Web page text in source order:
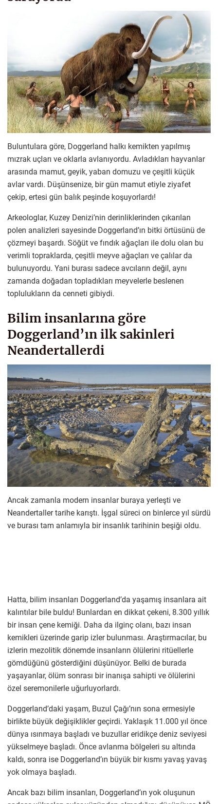
Buluntulara göre, Doggerland halkı kemikten yapılmış
mızrak uçları ve oklarla avlanıyordu. Avladıkları hayvanlar
arasında mamut, geyik, yaban domuzu ve çeşitli küçük
avlar vardı. Düşünsenize, bir gün mamut etiyle ziyafet
çekip, ertesi gün balık peşinde koşuyorlardı!
Arkeologlar, Kuzey Denizi’nin derinliklerinden çıkarılan
polen analizleri sayesinde Doggerland’ın bitki örtüsünü de
çözmeyi başardı. Söğüt ve fındık ağaçları ile dolu olan bu
verimli topraklarda, çeşitli meyve ağaçları ve çalılar da
bulunuyordu. Yani burası sadece avcıların değil, aynı
zamanda doğadan topladıkları meyvelerle beslenen
toplulukların da cenneti gibiydi.
Bilim insanlarına göre
Doggerland’ın ilk sakinleri
Neandertallerdi
Ancak zamanla modern insanlar buraya yerleşti ve
Neandertaller tarihe karıştı. İşgal süreci on binlerce yıl sürdü
ve burası tam anlamıyla bir insanlık tarihinin beşiği oldu.
Hatta, bilim insanları Doggerland’da yaşamış insanlara ait
kalıntılar bile buldu! Bunlardan en dikkat çekeni, 8.300 yıllık
bir insan çene kemiği. Daha da ilginç olanı, bazı insan
kemikleri üzerinde garip izler bulunması. Araştırmacılar, bu
izlerin mezolitik dönemde insanların ölülerini ritüellerle
gömdüğünü gösterdiğini düşünüyor. Belki de burada
yaşayanlar, ölüm sonrası bir inanışa sahipti ve ölülerini
özel seremonilerle uğurluyorlardı.
Doggerland’daki yaşam, Buzul Çağı’nın sona ermesiyle
birlikte büyük değişiklikler geçirdi. Yaklaşık 11.000 yıl önce
dünya ısınmaya başladı ve buzullar eridikçe deniz seviyesi
yükselmeye başladı. Önce avlanma bölgeleri su altında
kaldı, sonra ise Doggerland’ın büyük bir kısmı yavaş yavaş
yok olmaya başladı.
Ancak bazı bilim insanları, Doggerland’ın yok oluşunun